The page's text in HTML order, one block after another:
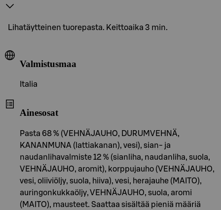
Lihatäytteinen tuorepasta. Keittoaika 3 min.
Valmistusmaa
Italia
Ainesosat
Pasta 68 % (VEHNÄJAUHO, DURUMVEHNÄ,
KANANMUNA (lattiakanan), vesi), sian- ja
naudanlihavalmiste 12 % (sianliha, naudanliha, suola,
VEHNÄJAUHO, aromit), korppujauho (VEHNÄJAUHO,
vesi, oliiviöljy, suola, hiiva), vesi, herajauhe (MAITO),
auringonkukkaöljy, VEHNÄJAUHO, suola, aromi
(MAITO), mausteet. Saattaa sisältää pieniä määriä